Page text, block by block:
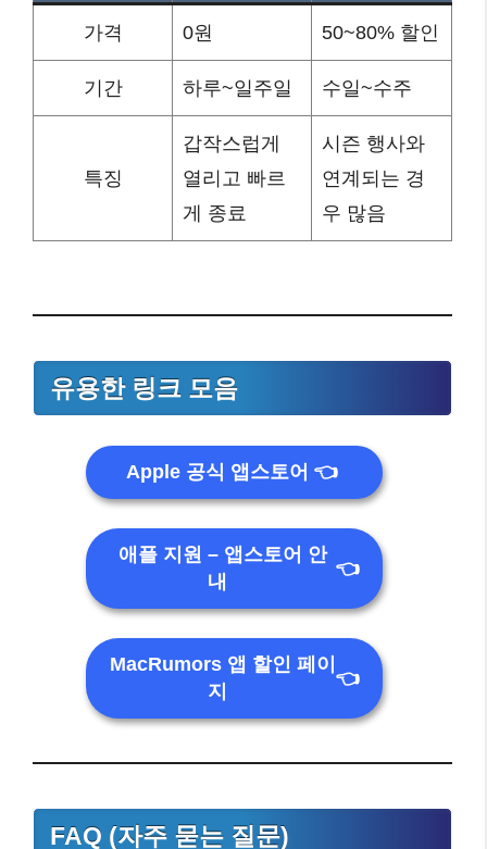
가격 0원 50~80% 할인
기간 하루~일주일 수일~수주
특징
갑작스럽게
열리고 빠르
게 종료
시즌 행사와
연계되는 경
우 많음
유용한 링크 모음
Apple 공식 앱스토어👈
애플 지원 – 앱스토어 안
내
👈
MacRumors 앱 할인 페이
지
👈
FAQ (자주 묻는 질문)